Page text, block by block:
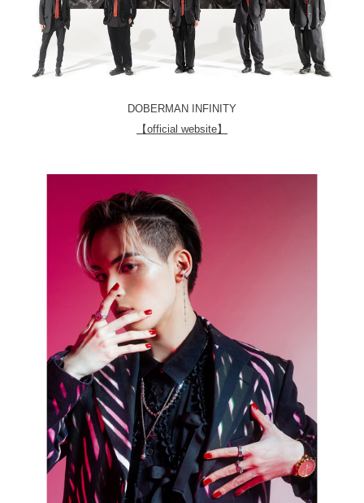
DOBERMAN INFINITY
【official website】